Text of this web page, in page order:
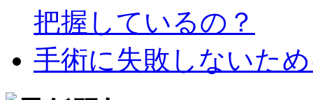
把握しているの？
手術に失敗しないた